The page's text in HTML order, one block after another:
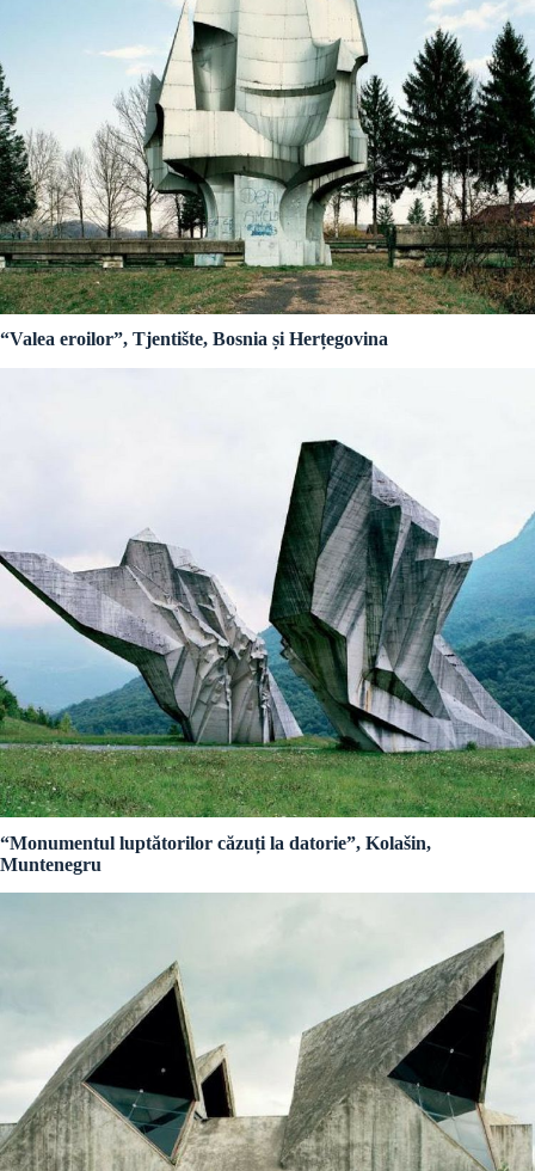
“Valea eroilor”, Tjentište, Bosnia și Herțegovina
“Monumentul luptătorilor căzuți la datorie”, Kolašin,
Muntenegru